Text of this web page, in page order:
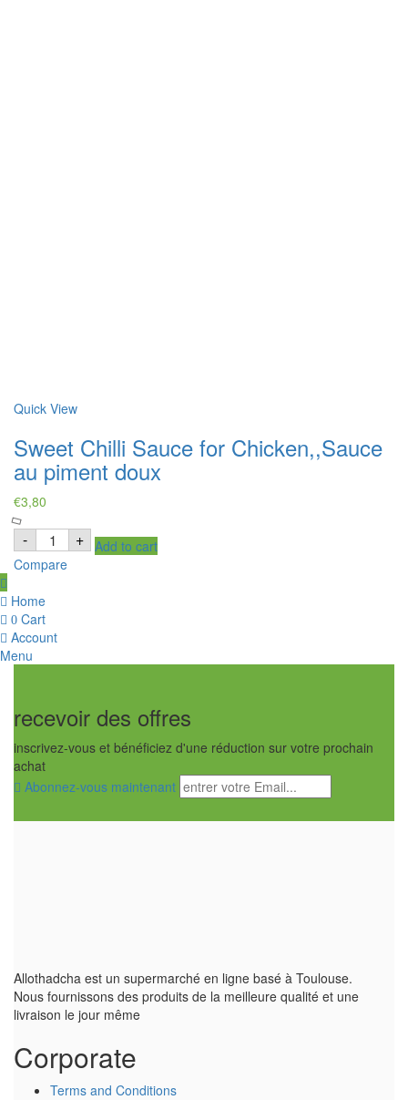
Quick View
Sweet Chilli Sauce for Chicken,,Sauce
au piment doux
€3,80
- Sweet
Chilli
Sauce
for
au
piment
doux
quantity
+ Add to cart
Compare
Home
0 Cart
Account
Menu
recevoir des offres
inscrivez-vous et bénéficiez d'une réduction sur votre prochain
achat
Abonnez-vous maintenant
Allothadcha est un supermarché en ligne basé à Toulouse.
Nous fournissons des produits de la meilleure qualité et une
livraison le jour même
Corporate
Terms and Conditions